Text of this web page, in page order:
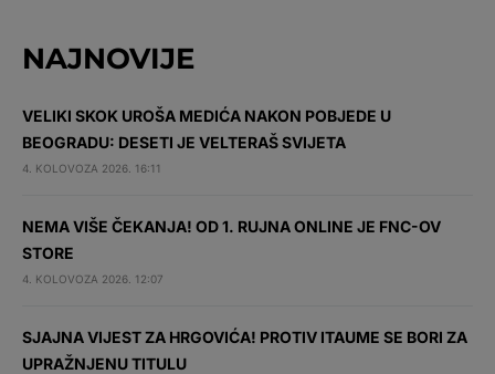
NAJNOVIJE
VELIKI SKOK UROŠA MEDIĆA NAKON POBJEDE U
BEOGRADU: DESETI JE VELTERAŠ SVIJETA
4. KOLOVOZA 2026. 16:11
NEMA VIŠE ČEKANJA! OD 1. RUJNA ONLINE JE FNC-OV
STORE
4. KOLOVOZA 2026. 12:07
SJAJNA VIJEST ZA HRGOVIĆA! PROTIV ITAUME SE BORI ZA
UPRAŽNJENU TITULU